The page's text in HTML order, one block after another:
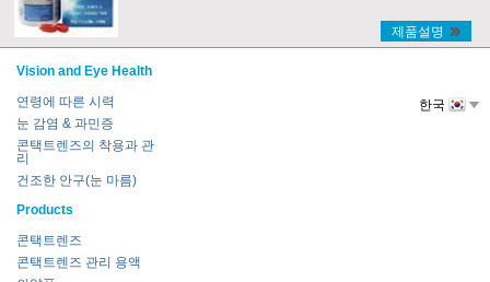
제품설명
Vision and Eye Health
연령에 따른 시력
눈 감염 & 과민증
콘택트렌즈의 착용과 관
리
건조한 안구(눈 마름)
Products
콘택트렌즈
콘택트렌즈 관리 용액
한국